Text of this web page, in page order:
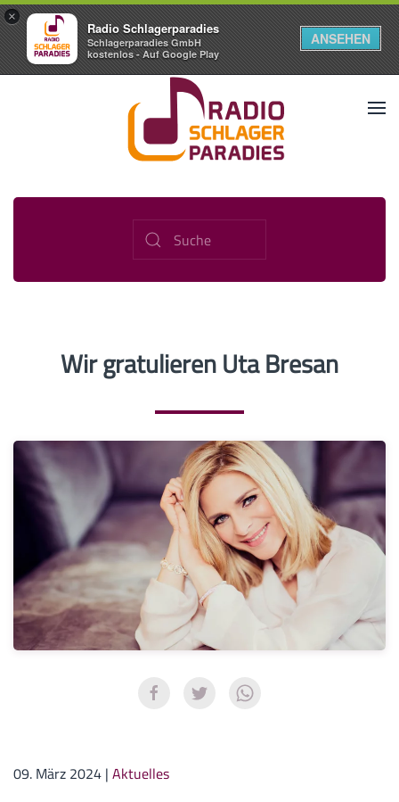
×
Radio Schlagerparadies
Schlagerparadies GmbH
kostenlos - Auf Google Play
ANSEHEN
Wir gratulieren Uta Bresan
09. März 2024 | Aktuelles